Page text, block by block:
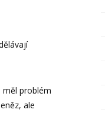
měl problém
ale